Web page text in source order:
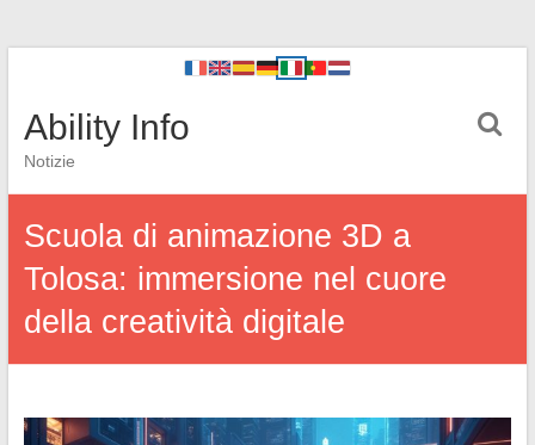
Ability Info
Notizie
Scuola di animazione 3D a
Tolosa: immersione nel cuore
della creatività digitale